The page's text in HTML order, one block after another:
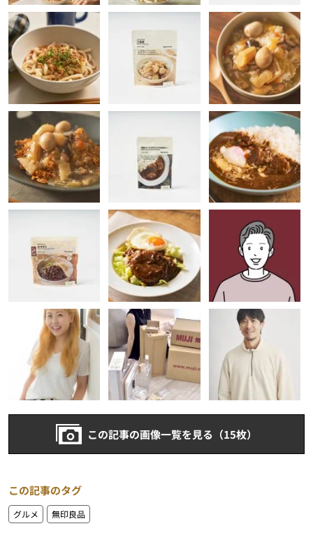
この記事の画像一覧を見る（15枚）
この記事のタグ
グルメ 無印良品